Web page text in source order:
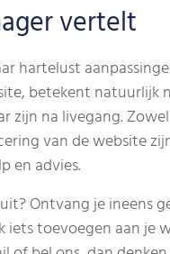
vertelt
hartelust
betekent natuurlijk
zijn na livegang.
van de website
en advies.
Ontvang je ineens
iets toevoegen aan je